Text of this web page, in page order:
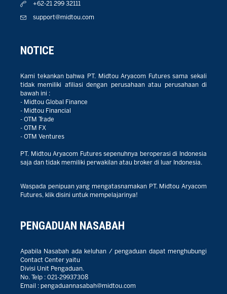
+62-21 299 32111
support@midtou.com
NOTICE
Kami tekankan bahwa PT. Midtou Aryacom Futures sama sekali
tidak memiliki afiliasi dengan perusahaan atau perusahaan di
bawah ini :
- Midtou Global Finance
- Midtou Financial
- OTM Trade
- OTM FX
- OTM Ventures
PT. Midtou Aryacom Futures sepenuhnya beroperasi di Indonesia
saja dan tidak memiliki perwakilan atau broker di luar Indonesia.
Waspada penipuan yang mengatasnamakan PT. Midtou Aryacom
Futures, klik disini untuk mempelajarinya!
PENGADUAN NASABAH
Apabila Nasabah ada keluhan / pengaduan dapat menghubungi
Contact Center yaitu
Divisi Unit Pengaduan.
No. Telp : 021-29937308
Email : pengaduannasabah@midtou.com